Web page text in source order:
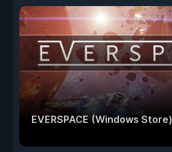
EVERSPACE (Windows Store)